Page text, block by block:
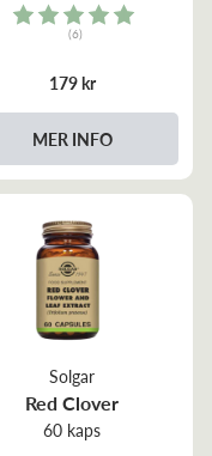
Rating:
(6)
179 kr
MER INFO
Solgar
Red Clover
60 kaps